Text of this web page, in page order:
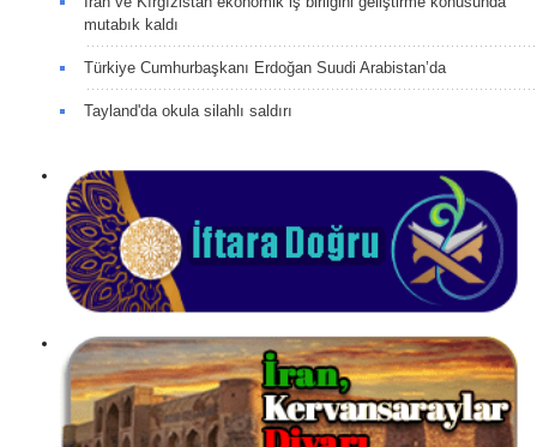
mutabık kaldı
Türkiye Cumhurbaşkanı Erdoğan Suudi Arabistan’da
Tayland'da okula silahlı saldırı